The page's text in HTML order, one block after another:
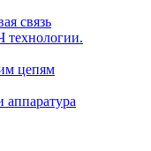
связь
технологии.
цепям